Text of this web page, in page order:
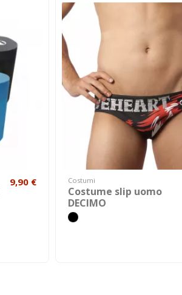
9,90 € Costumi
Costume slip uomo
DECIMO